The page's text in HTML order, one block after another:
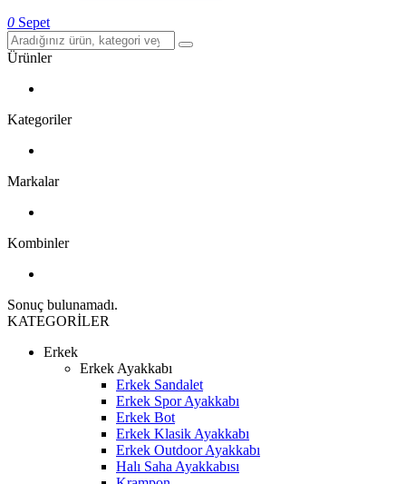
0 Sepet
Ürünler
Kategoriler
Markalar
Kombinler
Sonuç bulunamadı.
KATEGORİLER
Erkek
Erkek Ayakkabı
Erkek Sandalet
Erkek Spor Ayakkabı
Erkek Bot
Erkek Klasik Ayakkabı
Erkek Outdoor Ayakkabı
Halı Saha Ayakkabısı